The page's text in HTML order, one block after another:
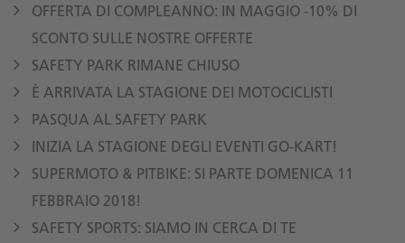
OFFERTA DI COMPLEANNO: IN MAGGIO -10% DI
SCONTO SULLE NOSTRE OFFERTE
SAFETY PARK RIMANE CHIUSO
È ARRIVATA LA STAGIONE DEI MOTOCICLISTI
PASQUA AL SAFETY PARK
INIZIA LA STAGIONE DEGLI EVENTI GO-KART!
SUPERMOTO & PITBIKE: SI PARTE DOMENICA 11
FEBBRAIO 2018!
SAFETY SPORTS: SIAMO IN CERCA DI TE